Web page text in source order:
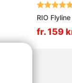
Betyg:
RIO
fr. 159